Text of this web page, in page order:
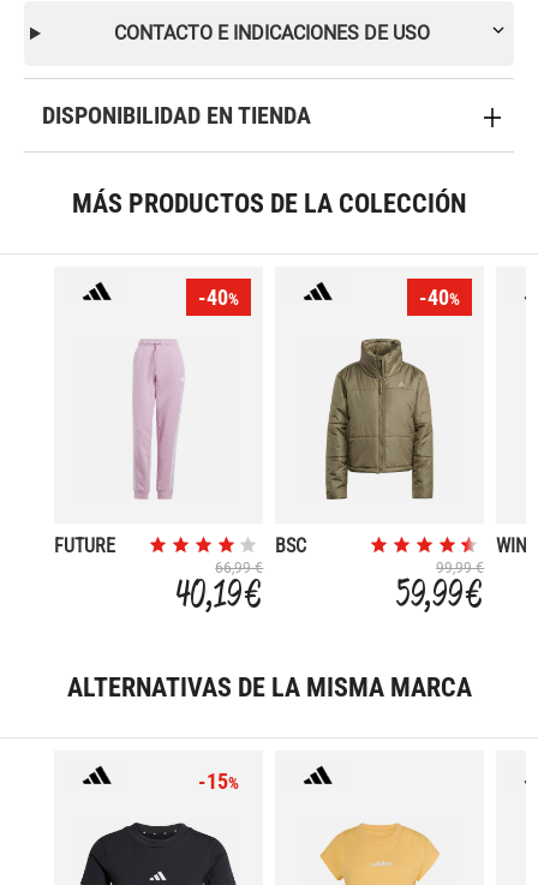
CONTACTO E INDICACIONES DE USO
DISPONIBILIDAD EN TIENDA
MÁS PRODUCTOS DE LA COLECCIÓN
-40%
FUTURE
66,99 €
40,19 €
-40%
BSC
99,99 €
59,99 €
ALTERNATIVAS DE LA MISMA MARCA
-15%